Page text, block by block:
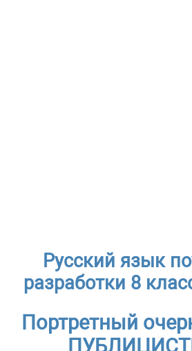
Русский язык
разработки 8
Портретный